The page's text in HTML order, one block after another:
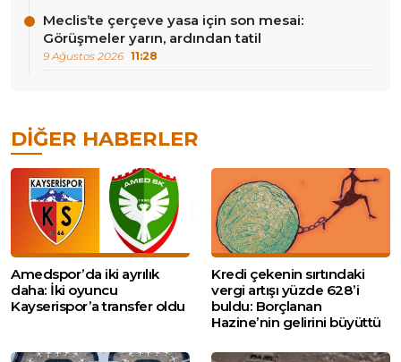
Meclis’te çerçeve yasa için son mesai:
Görüşmeler yarın, ardından tatil
9 Ağustos 2026 11:28
DIĞER HABERLER
Amedspor’da iki ayrılık
daha: İki oyuncu
Kayserispor’a transfer oldu
Kredi çekenin sırtındaki
vergi artışı yüzde 628’i
buldu: Borçlanan
Hazine’nin gelirini büyüttü